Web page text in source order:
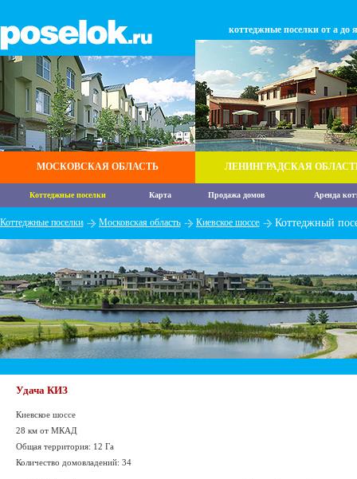
МОСКОВСКАЯ ОБЛАСТЬ
коттеджные поселки от а до я
ЛЕНИНГРАДСКАЯ
Коттеджные поселки Карта Продажа домов Аренда
Коттеджные поселки Московская область Киевское шоссе Коттеджный
Удача КИЗ
Киевское шоссе
28 км от МКАД
Общая территория: 12 Га
Количество домовладений: 34